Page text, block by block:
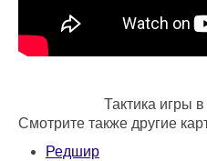
Тактика игры
Смотрите также другие
Редшир